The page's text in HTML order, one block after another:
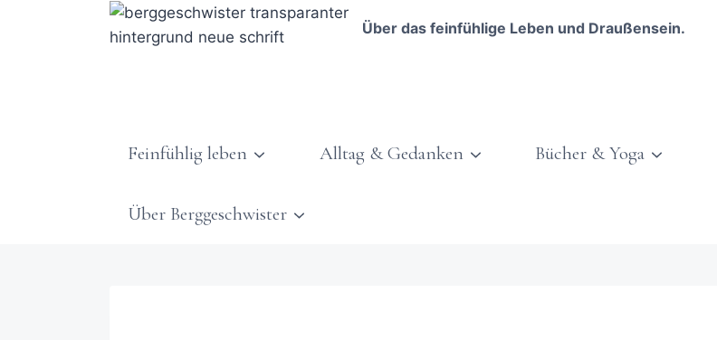
Über das feinfühlige Leben und Draußensein.
Feinfühlig leben Alltag & Gedanken Bücher & Yoga
Über Berggeschwister